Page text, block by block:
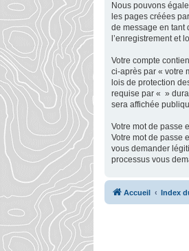
Nous pouvons
les pages créées
de message en tant
l’enregistrement et
Votre compte
ci-après par « votre
lois de protection
requise par « »
sera affichée
Votre mot de passe
Votre mot de passe
vous demander
processus vous
Accueil Index